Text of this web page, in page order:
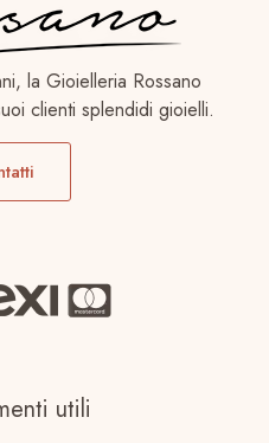
la Gioielleria Rossano
clienti splendidi gioielli.
utili